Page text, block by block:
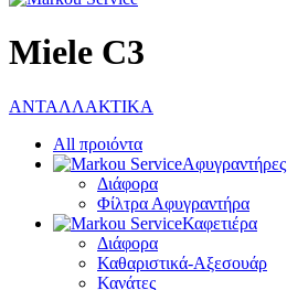
Miele C3
ΑΝΤΑΛΛΑΚΤΙΚΑ
All προιόντα
Αφυγραντήρες
Διάφορα
Φίλτρα Αφυγραντήρα
Καφετιέρα
Διάφορα
Καθαριστικά-Αξεσουάρ
Κανάτες